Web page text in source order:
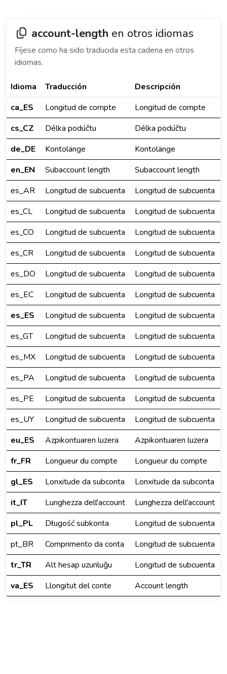
account-length en otros idiomas
Fíjese como ha sido traducida esta cadena en otros
idiomas.
Idioma Traducción
Descripción
ca_ES
Longitud de compte
Longitud de compte
cs_CZ
Délka podúčtu
Délka podúčtu
de_DE
Kontolänge
Kontolänge
en_EN
Subaccount length
Subaccount length
es_AR
Longitud de subcuenta
Longitud de subcuenta
es_CL
Longitud de subcuenta
Longitud de subcuenta
es_CO
Longitud de subcuenta
Longitud de subcuenta
es_CR
Longitud de subcuenta
Longitud de subcuenta
es_DO
Longitud de subcuenta
Longitud de subcuenta
es_EC
Longitud de subcuenta
Longitud de subcuenta
es_ES
Longitud de subcuenta
Longitud de subcuenta
es_GT
Longitud de subcuenta
Longitud de subcuenta
es_MX
Longitud de subcuenta
Longitud de subcuenta
es_PA
Longitud de subcuenta
Longitud de subcuenta
es_PE
Longitud de subcuenta
Longitud de subcuenta
es_UY
Longitud de subcuenta
Longitud de subcuenta
eu_ES
Azpikontuaren luzera
Azpikontuaren luzera
fr_FR
Longueur du compte
Longueur du compte
gl_ES
Lonxitude da subconta
Lonxitude da subconta
it_IT
Lunghezza dell'account
Lunghezza dell'account
pl_PL
Długość subkonta
Longitud de subcuenta
pt_BR
Comprimento da conta
Longitud de subcuenta
tr_TR
Alt hesap uzunluğu
Longitud de subcuenta
va_ES
Llongitut del conte Account length